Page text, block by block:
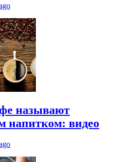
называют
напитком: видео